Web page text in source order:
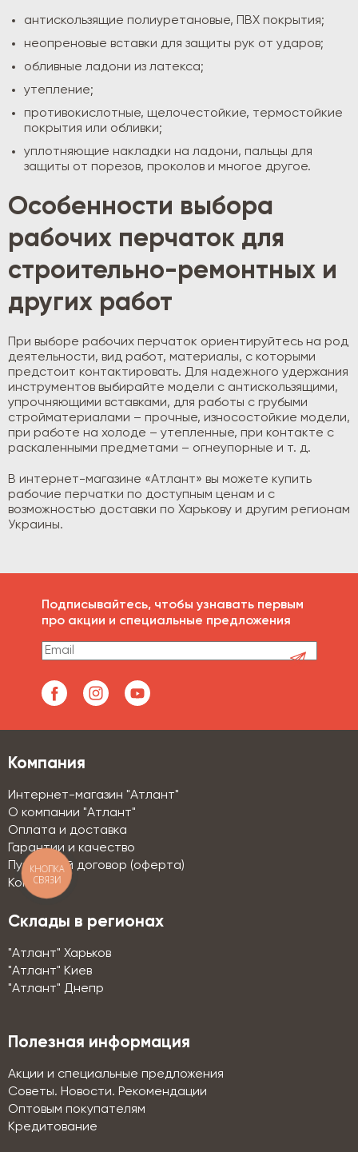
антискользящие полиуретановые, ПВХ покрытия;
неопреновые вставки для защиты рук от ударов;
обливные ладони из латекса;
утепление;
противокислотные, щелочестойкие, термостойкие
покрытия или обливки;
уплотняющие накладки на ладони, пальцы для
защиты от порезов, проколов и многое другое.
Особенности выбора
рабочих перчаток для
строительно-ремонтных и
других работ
При выборе рабочих перчаток ориентируйтесь на род
деятельности, вид работ, материалы, с которыми
предстоит контактировать. Для надежного удержания
инструментов выбирайте модели с антискользящими,
упрочняющими вставками, для работы с грубыми
стройматериалами – прочные, износостойкие модели,
при работе на холоде – утепленные, при контакте с
раскаленными предметами – огнеупорные и т. д.
В интернет-магазине «Атлант» вы можете купить
рабочие перчатки по доступным ценам и с
возможностью доставки по Харькову и другим регионам
Украины.
Подписывайтесь, чтобы узнавать первым
про акции и специальные предложения
Компания
Интернет-магазин "Атлант"
О компании "Атлант"
Оплата и доставка
Гарантии и качество
Публичный договор (оферта)
Контакты
Склады в регионах
"Атлант" Харьков
"Атлант" Киев
"Атлант" Днепр
Полезная информация
Акции и специальные предложения
Советы. Новости. Рекомендации
Оптовым покупателям
Кредитование
КНОПКА
СВЯЗИ